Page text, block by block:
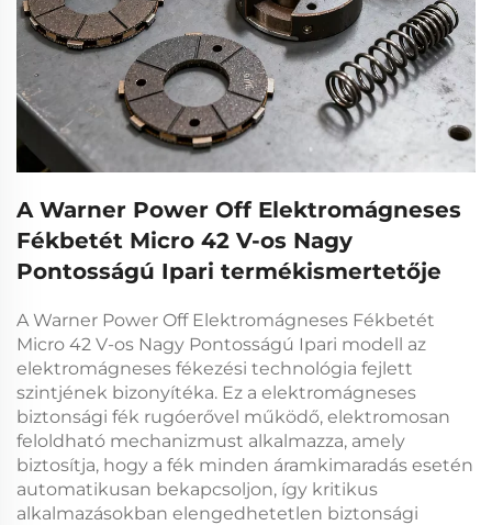
A Warner Power Off Elektromágneses
Fékbetét Micro 42 V-os Nagy
Pontosságú Ipari termékismertetője
A Warner Power Off Elektromágneses Fékbetét
Micro 42 V-os Nagy Pontosságú Ipari modell az
elektromágneses fékezési technológia fejlett
szintjének bizonyítéka. Ez a elektromágneses
biztonsági fék rugóerővel működő, elektromosan
feloldható mechanizmust alkalmazza, amely
biztosítja, hogy a fék minden áramkimaradás esetén
automatikusan bekapcsoljon, így kritikus
alkalmazásokban elengedhetetlen biztonsági